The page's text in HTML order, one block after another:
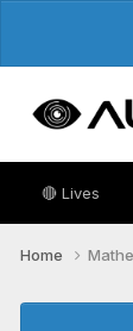
🔴 Lives
Home